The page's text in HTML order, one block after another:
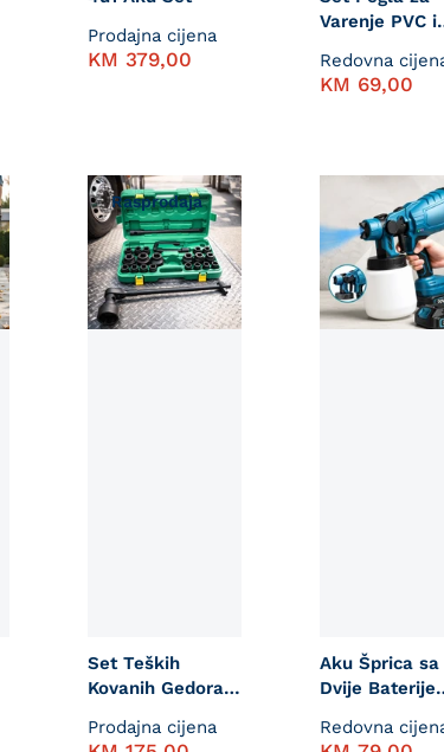
Prodajna cijena
KM 379,00
Varenje PVC i
Redovna
KM 69,00
Rasprodaja
Set Teških
Kovanih Gedora
Prodajna cijena
Aku Šprica sa
Dvije Baterije
Redovna